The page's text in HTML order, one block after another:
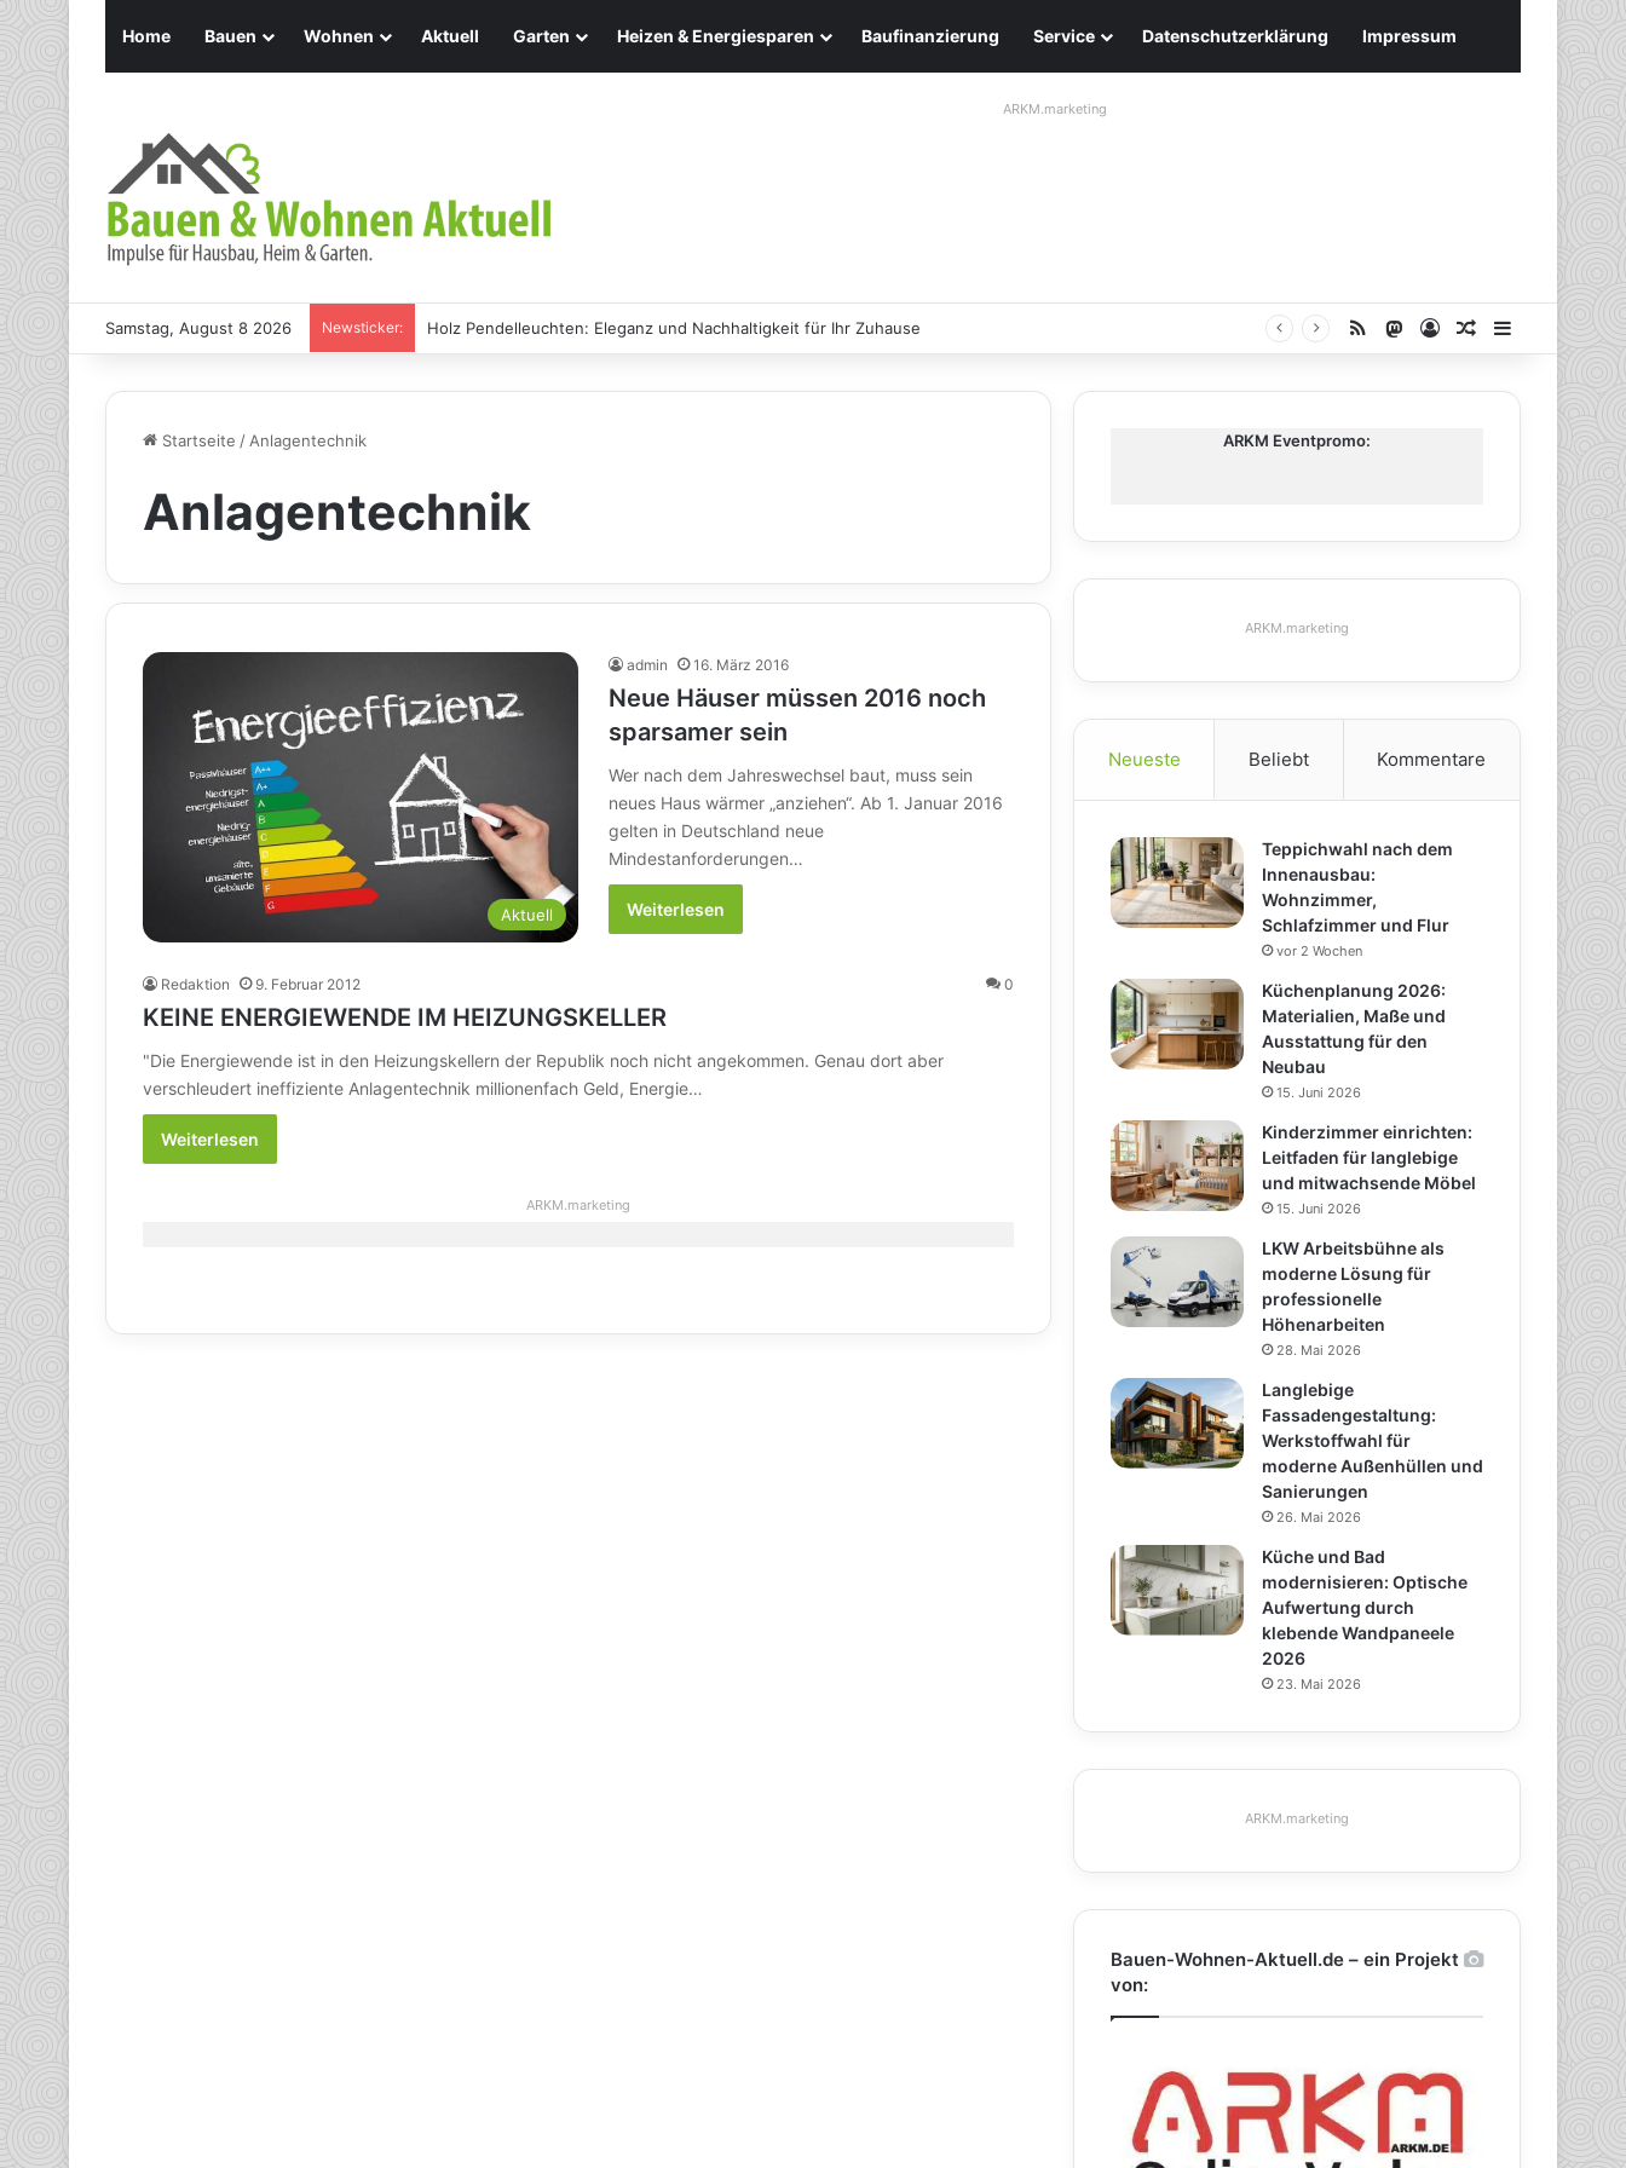
Home Bauen Wohnen Aktuell Garten Heizen & Energiesparen Baufinanzierung Service Datenschutzerklärung Impressum
ARKM.marketing
Samstag, August 8 2026 Newsticker: Wespennest: Effektive Methoden zur sicheren Entfernung RSS Mastodon
AnmeldenZufälliger
Startseite /Anlagentechnik
Anlagentechnik
Aktuell
admin 16. März 2016
Neue Häuser müssen 2016 noch
sparsamer sein
Wer nach dem Jahreswechsel baut, muss sein
neues Haus wärmer „anziehen“. Ab 1. Januar 2016
gelten in Deutschland neue
Mindestanforderungen…
Weiterlesen
Redaktion 9. Februar 2012 0
KEINE ENERGIEWENDE IM HEIZUNGSKELLER
"Die Energiewende ist in den Heizungskellern der Republik noch nicht angekommen. Genau dort aber
verschleudert ineffiziente Anlagentechnik millionenfach Geld, Energie…
Weiterlesen
ARKM.marketing
ARKM Eventpromo:
ARKM.marketing
Neueste Beliebt Kommentare
Teppichwahl nach dem
Innenausbau:
Wohnzimmer,
Schlafzimmer und Flur
vor 2 Wochen
Küchenplanung 2026:
Materialien, Maße und
Ausstattung für den
Neubau
15. Juni 2026
Kinderzimmer einrichten:
Leitfaden für langlebige
und mitwachsende Möbel
15. Juni 2026
LKW Arbeitsbühne als
moderne Lösung für
professionelle
Höhenarbeiten
28. Mai 2026
Langlebige
Fassadengestaltung:
Werkstoffwahl für
moderne Außenhüllen und
Sanierungen
26. Mai 2026
Küche und Bad
modernisieren: Optische
Aufwertung durch
klebende Wandpaneele
2026
23. Mai 2026
ARKM.marketing
Bauen-Wohnen-Aktuell.de – ein Projekt
von: